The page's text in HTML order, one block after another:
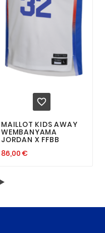

MAILLOT KIDS AWAY
WEMBANYAMA
JORDAN X FFBB
86,00 €